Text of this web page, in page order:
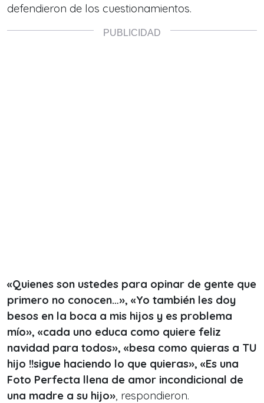
defendieron de los cuestionamientos.
«Quienes son ustedes para opinar de gente que
primero no conocen…», «Yo también les doy
besos en la boca a mis hijos y es problema
mío», «cada uno educa como quiere feliz
navidad para todos», «besa como quieras a TU
hijo !!sigue haciendo lo que quieras», «Es una
Foto Perfecta llena de amor incondicional de
una madre a su hijo», respondieron.